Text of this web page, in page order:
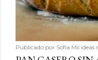
Publicado por Sofía Mil